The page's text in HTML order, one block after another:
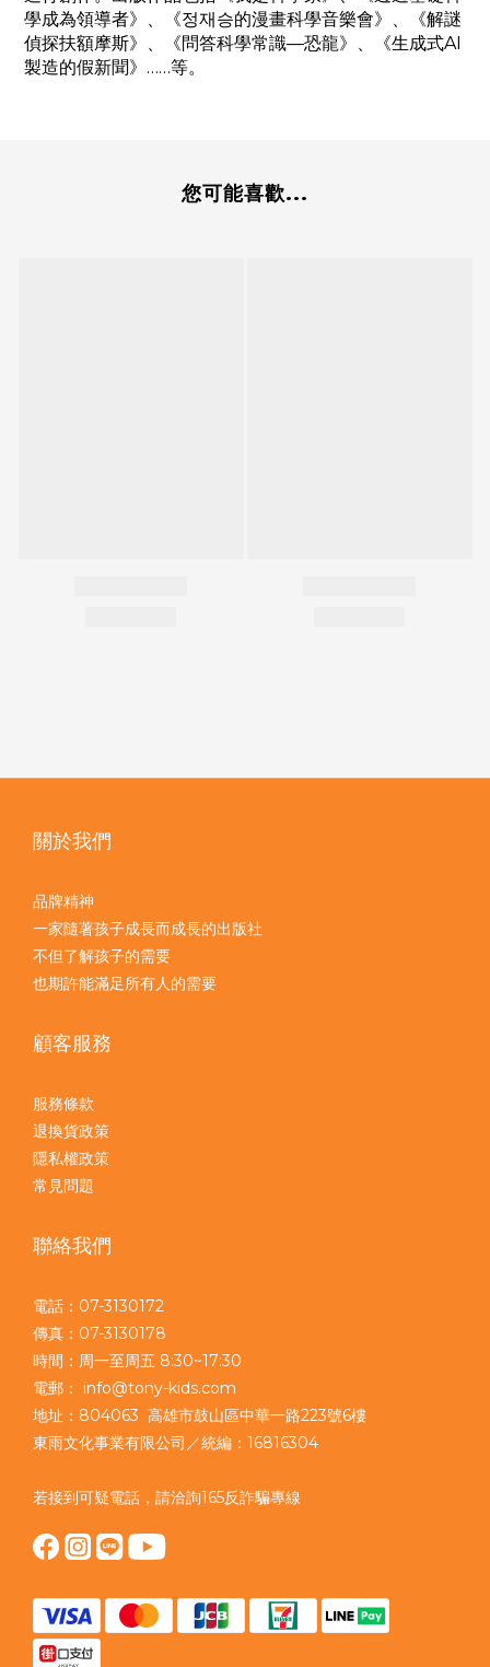
學成為領導者》、《정재승的漫畫科學音樂會》、《解謎
偵探扶額摩斯》、《問答科學常識—恐龍》、《生成式AI
製造的假新聞》……等。
您可能喜歡...
關於我們
品牌精神
一家隨著孩子成長而成長的出版社
不但了解孩子的需要
也期許能滿足所有人的需要
顧客服務
服務條款
退換貨政策
隱私權政策
常見問題
聯絡我們
電話：07-3130172
傳真：07-3130178
時間：周一至周五 8:30~17:30
電郵： info@tony-kids.com
地址：804063 高雄市鼓山區中華一路223號6樓
東雨文化事業有限公司／統編：16816304
若接到可疑電話，請洽詢165反詐騙專線